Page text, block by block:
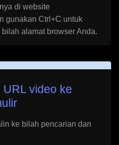
di website
gunakan Ctrl+C untuk
alamat browser Anda.
URL video ke
ke bilah pencarian dan